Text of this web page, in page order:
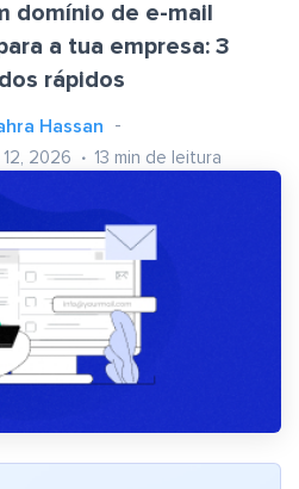
domínio de e-mail
a tua empresa: 3
rápidos
Hassan
2026 13 min de leitura